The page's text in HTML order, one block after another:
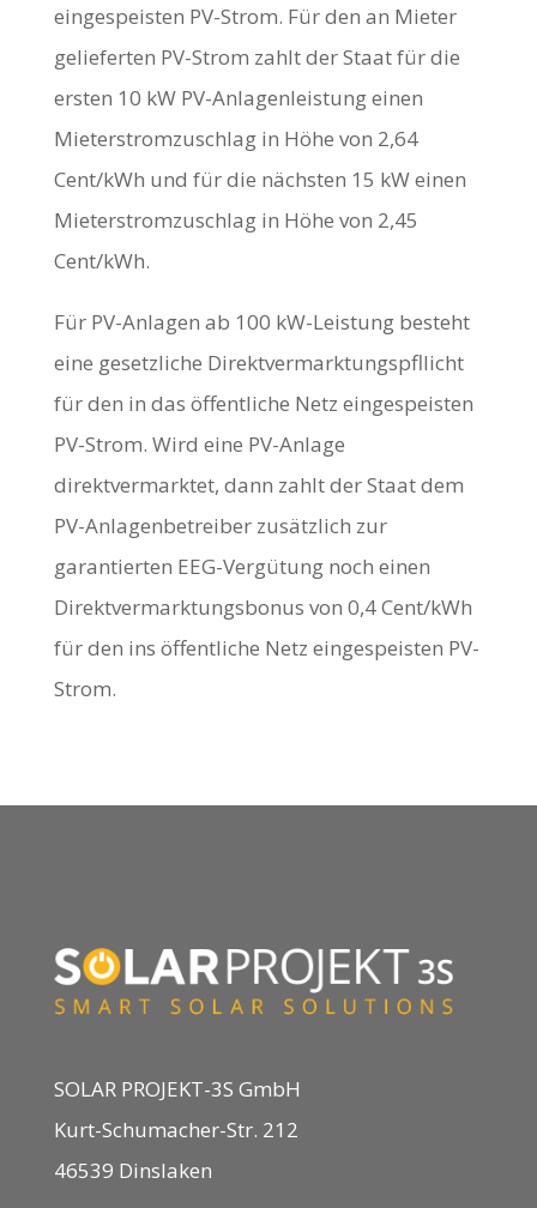
eingespeisten PV-Strom. Für den an Mieter
gelieferten PV-Strom zahlt der Staat für die
ersten 10 kW PV-Anlagenleistung einen
Mieterstromzuschlag in Höhe von 2,64
Cent/kWh und für die nächsten 15 kW einen
Mieterstromzuschlag in Höhe von 2,45
Cent/kWh.
Für PV-Anlagen ab 100 kW-Leistung besteht
eine gesetzliche Direktvermarktungspfllicht
für den in das öffentliche Netz eingespeisten
PV-Strom. Wird eine PV-Anlage
direktvermarktet, dann zahlt der Staat dem
PV-Anlagenbetreiber zusätzlich zur
garantierten EEG-Vergütung noch einen
Direktvermarktungsbonus von 0,4 Cent/kWh
für den ins öffentliche Netz eingespeisten PV-
Strom.
SOLAR PROJEKT-3S GmbH
Kurt-Schumacher-Str. 212
46539 Dinslaken